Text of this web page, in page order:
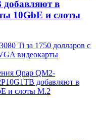
добавляют в
10GbE и слоты
Ti за 1750 долларов с
видеокарты
Qnap QM2-
добавляют в
и слоты M.2